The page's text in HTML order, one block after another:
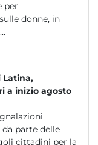
per
donne, in
Latina,
a inizio agosto
parte delle
cittadini per la